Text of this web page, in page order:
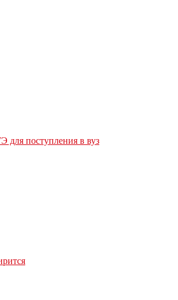
для поступления в вуз